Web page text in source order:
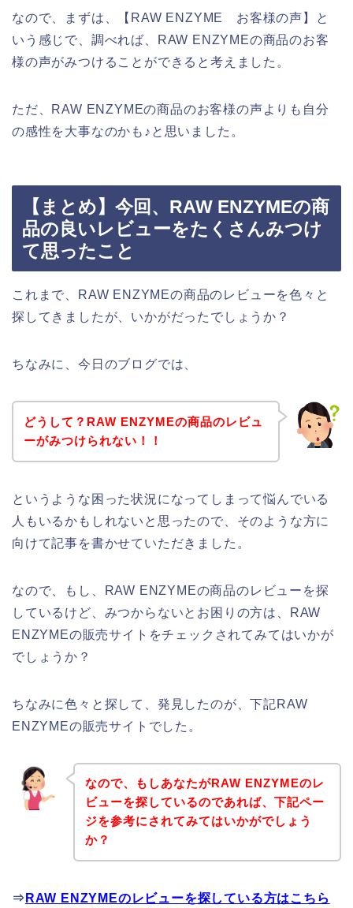
なので、まずは、【RAW ENZYME お客様の声】と
いう感じで、調べれば、RAW ENZYMEの商品のお客
様の声がみつけることができると考えました。
ただ、RAW ENZYMEの商品のお客様の声よりも自分
の感性を大事なのかも♪と思いました。
【まとめ】今回、RAW ENZYMEの商
品の良いレビューをたくさんみつけ
て思ったこと
これまで、RAW ENZYMEの商品のレビューを色々と
探してきましたが、いかがだったでしょうか？
ちなみに、今日のブログでは、
どうして？RAW ENZYMEの商品のレビュ
ーがみつけられない！！
というような困った状況になってしまって悩んでいる
人もいるかもしれないと思ったので、そのような方に
向けて記事を書かせていただきました。
なので、もし、RAW ENZYMEの商品のレビューを探
しているけど、みつからないとお困りの方は、RAW
ENZYMEの販売サイトをチェックされてみてはいかが
でしょうか？
ちなみに色々と探して、発見したのが、下記RAW
ENZYMEの販売サイトでした。
なので、もしあなたがRAW ENZYMEのレ
ビューを探しているのであれば、下記ペー
ジを参考にされてみてはいかがでしょう
か？
⇒ RAW ENZYMEのレビューを探している方はこちら